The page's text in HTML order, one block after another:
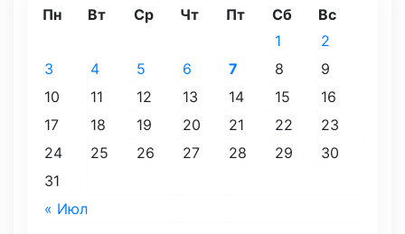
Пн Вт Ср Чт Пт Сб Вс
« Июл
1
2
3
4 5 6 7 8
9
10
11 12 13 14 15
16
17
18 19 20 21 22
23
24
25 26 27 28 29
30
31